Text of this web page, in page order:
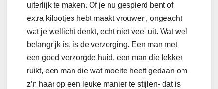
uiterlijk te maken. Of je nu gespierd bent of
extra kilootjes hebt maakt vrouwen, ongeacht
wat je wellicht denkt, echt niet veel uit. Wat wel
belangrijk is, is de verzorging. Een man met
een goed verzorgde huid, een man die lekker
ruikt, een man die wat moeite heeft gedaan om
z’n haar op een leuke manier te stijlen- dat is